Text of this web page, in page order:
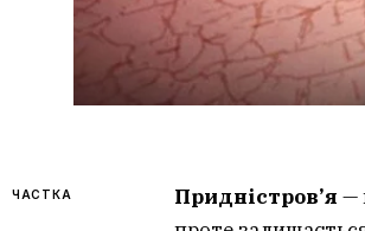
ЧАСТКА Придністров’я —